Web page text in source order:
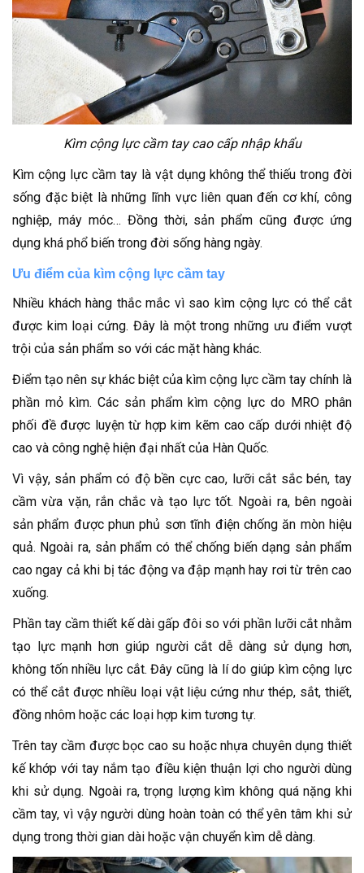
Kìm cộng lực cầm tay cao cấp nhập khẩu
Kìm cộng lực cầm tay là vật dụng không thể thiếu trong đời
sống đặc biệt là những lĩnh vực liên quan đến cơ khí, công
nghiệp, máy móc… Đồng thời, sản phẩm cũng được ứng
dụng khá phổ biến trong đời sống hàng ngày.
Ưu điểm của kìm cộng lực cầm tay
Nhiều khách hàng thắc mắc vì sao kìm cộng lực có thể cắt
được kim loại cứng. Đây là một trong những ưu điểm vượt
trội của sản phẩm so với các mặt hàng khác.
Điểm tạo nên sự khác biệt của kìm cộng lực cầm tay chính là
phần mỏ kìm. Các sản phẩm kìm cộng lực do MRO phân
phối đề được luyện từ hợp kim kẽm cao cấp dưới nhiệt độ
cao và công nghệ hiện đại nhất của Hàn Quốc.
Vì vậy, sản phẩm có độ bền cực cao, lưỡi cắt sắc bén, tay
cầm vừa vặn, rắn chắc và tạo lực tốt. Ngoài ra, bên ngoài
sản phẩm được phun phủ sơn tĩnh điện chống ăn mòn hiệu
quả. Ngoài ra, sản phẩm có thể chống biến dạng sản phẩm
cao ngay cả khi bị tác động va đập mạnh hay rơi từ trên cao
xuống.
Phần tay cầm thiết kế dài gấp đôi so với phần lưỡi cắt nhằm
tạo lực mạnh hơn giúp người cắt dễ dàng sử dụng hơn,
không tốn nhiều lực cắt. Đây cũng là lí do giúp kìm cộng lực
có thể cắt được nhiều loại vật liệu cứng như thép, sắt, thiết,
đồng nhôm hoặc các loại hợp kim tương tự.
Trên tay cầm được bọc cao su hoặc nhựa chuyên dụng thiết
kế khớp với tay nắm tạo điều kiện thuận lợi cho người dùng
khi sử dụng. Ngoài ra, trọng lượng kìm không quá nặng khi
cầm tay, vì vậy người dùng hoàn toàn có thể yên tâm khi sử
dụng trong thời gian dài hoặc vận chuyển kìm dễ dàng.